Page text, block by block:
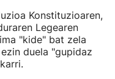
Konstituzioaren,
Legearen
"kide" bat zela
duela "gupidaz